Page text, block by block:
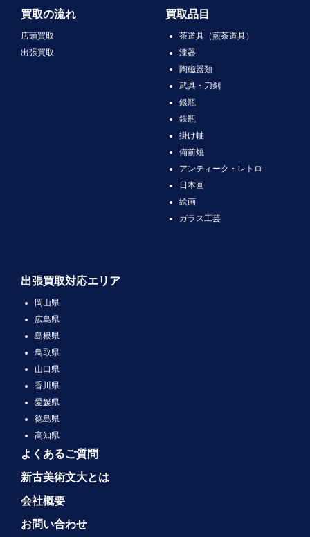
買取の流れ
店頭買取
出張買取
買取品目
茶道具（煎茶道具）
漆器
陶磁器類
武具・刀剣
銀瓶
鉄瓶
掛け軸
備前焼
アンティーク・レトロ
日本画
絵画
ガラス工芸
出張買取対応エリア
岡山県
広島県
島根県
鳥取県
山口県
香川県
愛媛県
徳島県
高知県
よくあるご質問
新古美術文大とは
会社概要
お問い合わせ